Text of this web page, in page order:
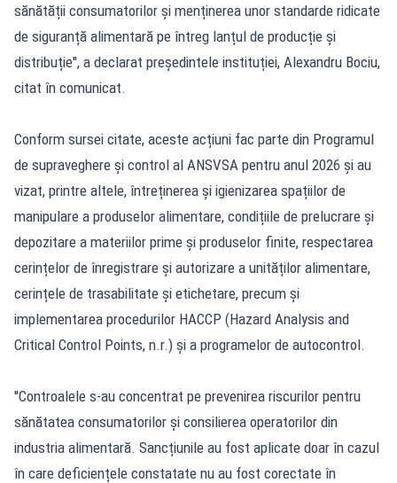
sănătății consumatorilor și menținerea unor standarde ridicate
de siguranță alimentară pe întreg lanțul de producție și
distribuție'', a declarat președintele instituției, Alexandru Bociu,
citat în comunicat.
Conform sursei citate, aceste acțiuni fac parte din Programul
de supraveghere și control al ANSVSA pentru anul 2026 și au
vizat, printre altele, întreținerea și igienizarea spațiilor de
manipulare a produselor alimentare, condițiile de prelucrare și
depozitare a materiilor prime și produselor finite, respectarea
cerințelor de înregistrare și autorizare a unităților alimentare,
cerințele de trasabilitate și etichetare, precum și
implementarea procedurilor HACCP (Hazard Analysis and
Critical Control Points, n.r.) și a programelor de autocontrol.
''Controalele s-au concentrat pe prevenirea riscurilor pentru
sănătatea consumatorilor și consilierea operatorilor din
industria alimentară. Sancțiunile au fost aplicate doar în cazul
în care deficiențele constatate nu au fost corectate în